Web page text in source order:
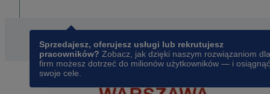
Sprzedajesz, oferujesz usługi lub rekrutujesz
pracowników? Zobacz, jak dzięki naszym rozwiązaniom dla
firm możesz dotrzeć do milionów użytkowników — i osiągnąć
swoje cele.